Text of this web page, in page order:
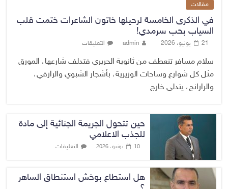
مقالات
في الذكرى الخامسة لرحيلها خاتون الشاعرات ختمت قلب
السياب بحب سرمدي!
21 يونيو، 2026 admin التعليقات
سلام مسافر تنعطف من ثانوية الحريري فتدلف شارعها، المورق
مثل كل شوارع وساحات الوزيرية، بأشجار الشبوي والرازقي،
والرارانج، يتدلى خارج
حين تتحول الجريمة الجنائية إلى مادة
للجذب الاعلامي
10 يونيو، 2026 التعليقات
هل استطاع بوخش استنطاق الساهر